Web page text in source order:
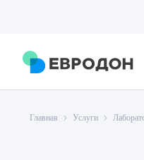
Главная Услуги